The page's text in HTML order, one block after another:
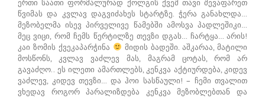
ერთი საათი ფორმალურად ქოლგის ქვეშ თავი შევაფარეთ
წვიმას და კვლავ დაგვიძახეს სტარტზე. ჭერა განახლდა…
მეზობელმა ისევ პირველივე წამებში ამოსვა პადლეშიკი…
მეც ვიცი, რომ ჩემს წერტილზე თევზი დგას… ჩარტყა… არის!
კაი ზომის ქვეკაპარჭინა
მიდის ბადეში. აშკარაა, მატილი
მოსწონს, კვლავ ვაძლევ მას, მაგრამ ცოტას, რომ არ
გავაძღო.. ეს ილეთი ამართლებს, კენკვა აქტიურდება, კიდევ
ვაძლევ, კიდევ თევზი… და ჰოი სასწაული! – ჩემი თვალით
ვხედავ როგორ პარალიზდება კენკვა მეზობლებთან და